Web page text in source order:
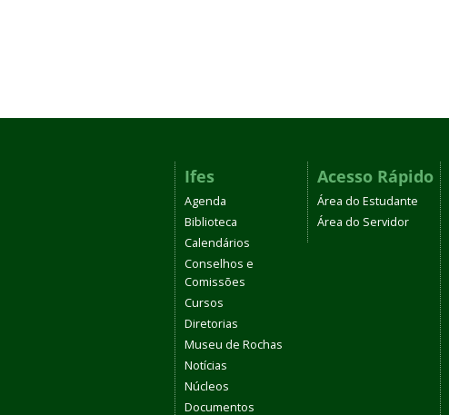
Ifes
Agenda
Biblioteca
Calendários
Conselhos e
Comissões
Cursos
Diretorias
Museu de Rochas
Notícias
Núcleos
Documentos
Acesso Rápido
Área do Estudante
Área do Servidor